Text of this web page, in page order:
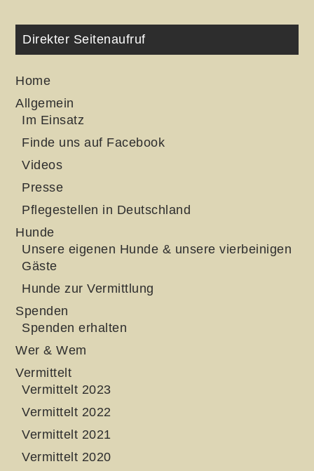
Direkter Seitenaufruf
Home
Allgemein
Im Einsatz
Finde uns auf Facebook
Videos
Presse
Pflegestellen in Deutschland
Hunde
Unsere eigenen Hunde & unsere vierbeinigen
Gäste
Hunde zur Vermittlung
Spenden
Spenden erhalten
Wer & Wem
Vermittelt
Vermittelt 2023
Vermittelt 2022
Vermittelt 2021
Vermittelt 2020